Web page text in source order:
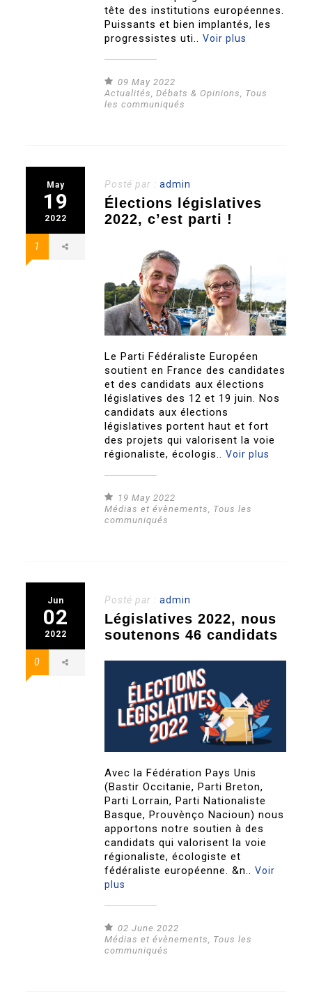
tête des institutions européennes.
Puissants et bien implantés, les
progressistes uti..Voir plus
09 May 2022
Actualités,Débats & Opinions, Tous
les communiqués
May
19
2022
1
Posté par :admin
Élections législatives
2022, c’est parti !
Le Parti Fédéraliste Européen
soutient en France des candidates
et des candidats aux élections
législatives des 12 et 19 juin. Nos
candidats aux élections
législatives portent haut et fort
des projets qui valorisent la voie
régionaliste, écologis..Voir plus
19 May 2022
Médias et évènements, Tous les
communiqués
Jun
02
2022
0
Posté par :admin
Législatives 2022, nous
soutenons 46 candidats
Avec la Fédération Pays Unis
(Bastir Occitanie, Parti Breton,
Parti Lorrain, Parti Nationaliste
Basque, Prouvènço Nacioun) nous
apportons notre soutien à des
candidats qui valorisent la voie
régionaliste, écologiste et
fédéraliste européenne. &n..Voir
plus
02 June 2022
Médias et évènements
Tous les
communiqués